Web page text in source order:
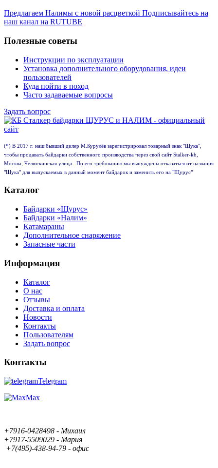
Предлагаем Налимы с новой расцветкой Подписывайтесь на
наш канал на RUTUBE
Полезные советы
Инструкции по эксплуатации
Установка дополнительного оборудования, идеи
пользователей
Куда пойти в поход
Часто задаваемые вопросы
Задать вопрос
(*) В 2017 г. наш бывший дилер М.Курулёв зарегистрировал товарный знак "Щука",
чтобы продавать байдарки собственного производства через свой сайт Stalker-kb,
Москва, Челюскинская улица. По его требованию мы вынуждены отказаться от названия
"Щука" для выпускаемых в данный момент байдарок и заменить его на "Щурус"
Каталог
Байдарки «Щурус»
Байдарки «Налим»
Катамараны
Дополнительное снаряжение
Запасные части
Информация
Каталог
О нас
Отзывы
Доставка и оплата
Новости
Контакты
Пользователям
Задать вопрос
Контакты
Telegram
Max
+7916-0428498 - Михаил
+7917-5509029 - Мария
+7(495)-438-94-79 - офис